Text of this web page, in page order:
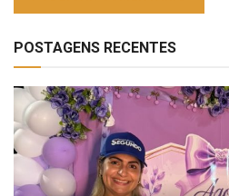
POSTAGENS RECENTES